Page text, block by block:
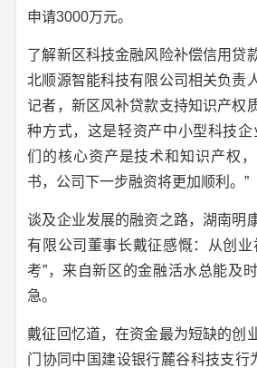
申请3000万元。
了解新区科技金融风险补偿信用贷
北顺源智能科技有限公司相关负责
记者，新区风补贷款支持知识产权
种方式，这是轻资产中小型科技企
们的核心资产是技术和知识产权
书，公司下一步融资将更加顺利。”
谈及企业发展的融资之路，湖南明
有限公司董事长戴征感慨：从创业
考”，来自新区的金融活水总能及
急。
戴征回忆道，在资金最为短缺的创
门协同中国建设银行麓谷科技支行